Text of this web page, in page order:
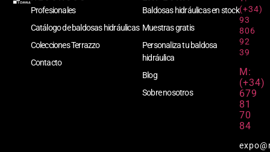
Profesionales
Catálogo de baldosas hidráulicas
Colecciones Terrazzo
Contacto
Baldosas hidráulicas en stock
Muestras gratis
Personaliza tu baldosa
hidráulica
Blog
Sobre nosotros
(+34)
93
806
92
39
M:
(+34)
679
81
70
84